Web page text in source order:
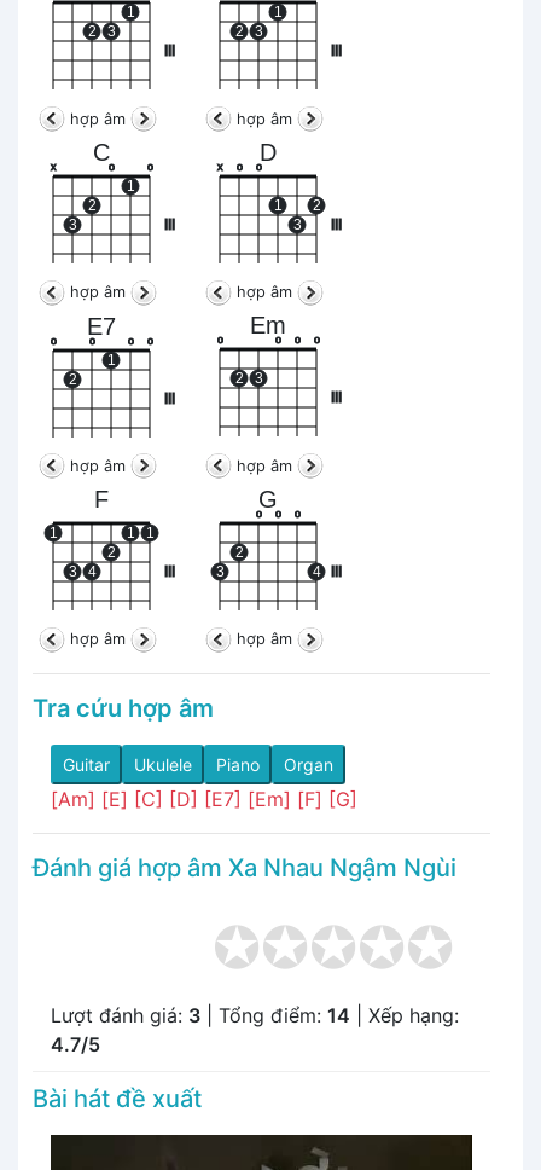
2 3
1
hợp âm
2 3
1
hợp âm
C
III
x
3
2
o
1
o
hợp âm
D
x o o
1
3
2
hợp âm
E7
III
o
2
o
1
o o
hợp âm
Em
o
2 3
o o o
hợp âm
F
III
1
3 4
2
1 1
hợp âm
G
3
2
o o o
4
hợp âm
Tra cứu hợp âm
Guitar Ukulele Piano Organ
[Am] [E] [C] [D] [E7] [Em] [F] [G]
Đánh giá hợp âm Xa Nhau Ngậm Ngùi
Lượt đánh giá: 3 | Tổng điểm: 14 | Xếp hạng:
4.7/5
Bài hát đề xuất